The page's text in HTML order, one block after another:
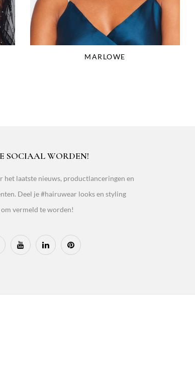
MARLOWE
SOCIAAL WORDEN!
het laatste nieuws, productlanceringen en
Deel je #hairuwear looks en styling
vermeld te worden!